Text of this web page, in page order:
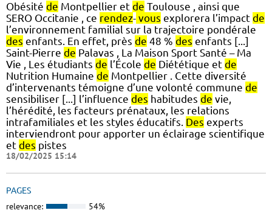
Obésité de Montpellier et de Toulouse , ainsi que
SERO Occitanie , ce rendez- vous explorera l’impact de
l’environnement familial sur la trajectoire pondérale
des enfants. En effet, près de 48 % des enfants [...]
Saint-Pierre de Palavas , La Maison Sport Santé – Ma
Vie , Les étudiants de l’École de Diététique et de
Nutrition Humaine de Montpellier . Cette diversité
d’intervenants témoigne d’une volonté commune de
sensibiliser [...] l’influence des habitudes de vie,
l’hérédité, les facteurs prénataux, les relations
intrafamiliales et les styles éducatifs. Des experts
interviendront pour apporter un éclairage scientifique
et des pistes
18/02/2025 15:14
PAGES
relevance: 54%